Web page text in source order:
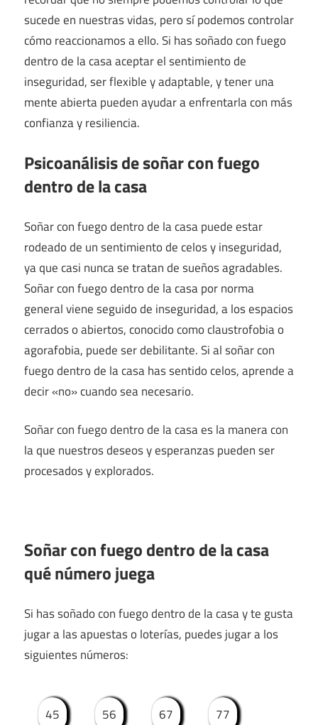
sucede en nuestras vidas, pero sí podemos controlar
cómo reaccionamos a ello. Si has soñado con fuego
dentro de la casa aceptar el sentimiento de
inseguridad, ser flexible y adaptable, y tener una
mente abierta pueden ayudar a enfrentarla con más
confianza y resiliencia.
Psicoanálisis de soñar con fuego
dentro de la casa
Soñar con fuego dentro de la casa puede estar
rodeado de un sentimiento de celos y inseguridad,
ya que casi nunca se tratan de sueños agradables.
Soñar con fuego dentro de la casa por norma
general viene seguido de inseguridad, a los espacios
cerrados o abiertos, conocido como claustrofobia o
agorafobia, puede ser debilitante. Si al soñar con
fuego dentro de la casa has sentido celos, aprende a
decir «no» cuando sea necesario.
Soñar con fuego dentro de la casa es la manera con
la que nuestros deseos y esperanzas pueden ser
procesados y explorados.
Soñar con fuego dentro de la casa
qué número juega
Si has soñado con fuego dentro de la casa y te gusta
jugar a las apuestas o loterías, puedes jugar a los
siguientes números:
45 56 67 77